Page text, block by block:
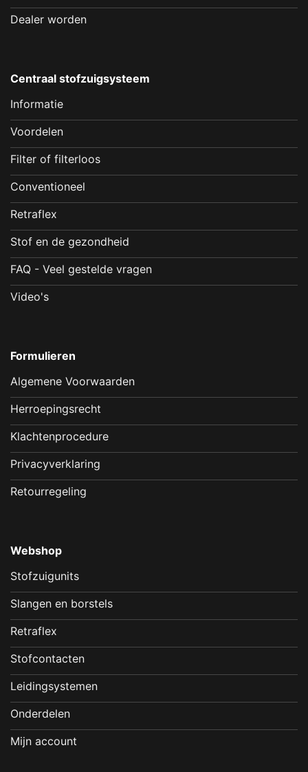
Dealer worden
Centraal stofzuigsysteem
Informatie
Voordelen
Filter of filterloos
Conventioneel
Retraflex
Stof en de gezondheid
FAQ - Veel gestelde vragen
Video's
Formulieren
Algemene Voorwaarden
Herroepingsrecht
Klachtenprocedure
Privacyverklaring
Retourregeling
Webshop
Stofzuigunits
Slangen en borstels
Retraflex
Stofcontacten
Leidingsystemen
Onderdelen
Mijn account